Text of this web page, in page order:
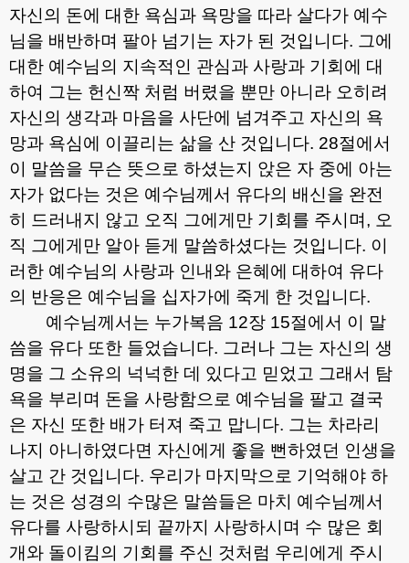
자신의 돈에 대한 욕심과 욕망을 따라 살다가 예수
님을 배반하며 팔아 넘기는 자가 된 것입니다. 그에
대한 예수님의 지속적인 관심과 사랑과 기회에 대
하여 그는 헌신짝 처럼 버렸을 뿐만 아니라 오히려
자신의 생각과 마음을 사단에 넘겨주고 자신의 욕
망과 욕심에 이끌리는 삶을 산 것입니다. 28절에서
이 말씀을 무슨 뜻으로 하셨는지 앉은 자 중에 아는
자가 없다는 것은 예수님께서 유다의 배신을 완전
히 드러내지 않고 오직 그에게만 기회를 주시며 , 오
직 그에게만 알아 듣게 말씀하셨다는 것입니다. 이
러한 예수님의 사랑과 인내와 은혜에 대하여 유다
의 반응은 예수님을 십자가에 죽게 한 것입니다.
예수님께서는 누가복음 12장 15절에서 이 말
씀을 유다 또한 들었습니다. 그러나 그는 자신의 생
명을 그 소유의 넉넉한 데 있다고 믿었고 그래서 탐
욕을 부리며 돈을 사랑함으로 예수님을 팔고 결국
은 자신 또한 배가 터져 죽고 맙니다. 그는 차라리
나지 아니하였다면 자신에게 좋을 뻔하였던 인생을
살고 간 것입니다. 우리가 마지막으로 기억해야 하
는 것은 성경의 수많은 말씀들은 마치 예수님께서
유다를 사랑하시되 끝까지 사랑하시며 수 많은 회
개와 돌이킴의 기회를 주신 것처럼 우리에게 주시